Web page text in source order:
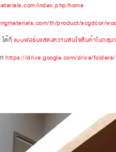
index.php/home
th/product/scgdcor/
ด้ที่แบบฟอร์มแสดงความสนใจสินค้าในกลุ่ม
https://drive.google.com/drive/folders/